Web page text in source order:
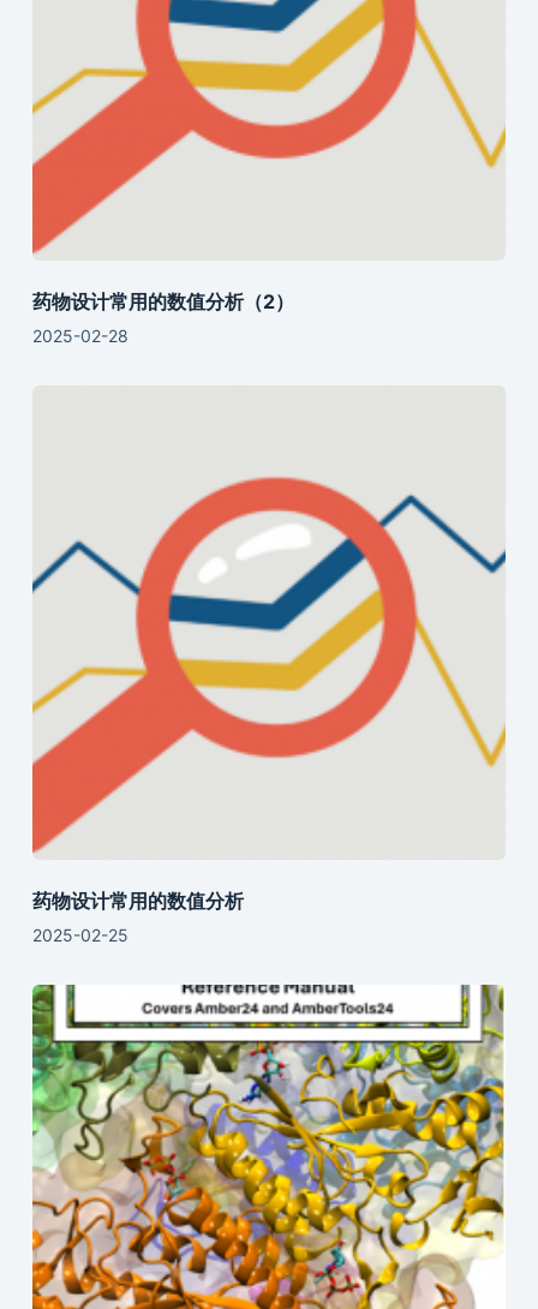
药物设计常用的数值分析（2）
2025-02-28
药物设计常用的数值分析
2025-02-25